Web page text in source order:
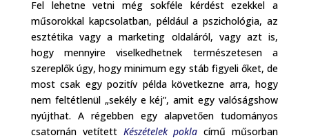
Fel lehetne vetni még sokféle kérdést ezekkel a
műsorokkal kapcsolatban, például a pszichológia, az
esztétika vagy a marketing oldaláról, vagy azt is,
hogy mennyire viselkedhetnek természetesen a
szereplők úgy, hogy minimum egy stáb figyeli őket, de
most csak egy pozitív példa következne arra, hogy
nem feltétlenül „sekély e kéj”, amit egy valóságshow
nyújthat. A régebben egy alapvetően tudományos
csatornán vetített Készételek pokla című műsorban